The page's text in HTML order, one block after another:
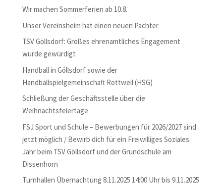
Wir machen Sommerferien ab 10.8.
Unser Vereinsheim hat einen neuen Pächter
TSV Göllsdorf: Großes ehrenamtliches Engagement
wurde gewürdigt
Handball in Göllsdorf sowie der
Handballspielgemeinschaft Rottweil (HSG)
Schließung der Geschäftsstelle über die
Weihnachtsfeiertage
FSJ Sport und Schule – Bewerbungen für 2026/2027 sind
jetzt möglich / Bewirb dich für ein Freiwilliges Soziales
Jahr beim TSV Göllsdorf und der Grundschule am
Dissenhorn
Turnhallen Übernachtung 8.11.2025 14:00 Uhr bis 9.11.2025